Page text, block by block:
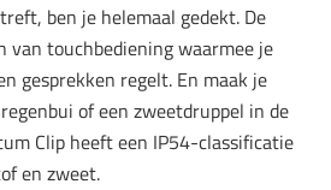
ben je helemaal gedekt. De
van touchbediening waarmee je
gesprekken regelt. En maak je
of een zweetdruppel in de
Clip heeft een IP54-classificatie
en zweet.